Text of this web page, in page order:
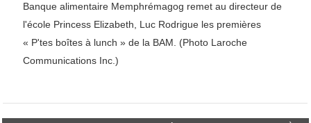
Banque alimentaire Memphrémagog remet au directeur de
l'école Princess Elizabeth, Luc Rodrigue les premières
« P'tes boîtes à lunch » de la BAM. (Photo Laroche
Communications Inc.)